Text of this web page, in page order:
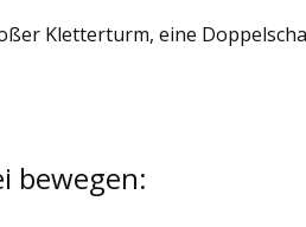
Kletterturm, eine
bewegen: